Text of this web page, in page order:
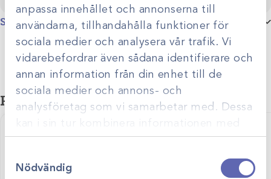
anpassa innehållet och annonserna till
användarna, tillhandahålla funktioner för
sociala medier och analysera vår trafik. Vi
vidarebefordrar även sådana identifierare och
annan information från din enhet till de
sociala medier och annons- och
analysföretag som vi samarbetar med. Dessa
kan i sin tur kombinera informationen med
annan information som du har tillhandahållit
eller som de har samlat in när du har använt
deras tjänster.
Nödvändig
Specifikationer
Storlek 30cm, 40cm, 50cm, 60cm
Djurslag
Relaterade produkter